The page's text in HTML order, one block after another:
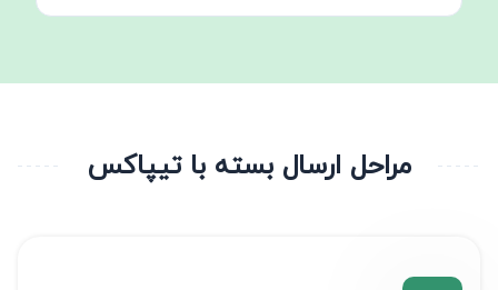
مراحل ارسال بسته با تیپاکس